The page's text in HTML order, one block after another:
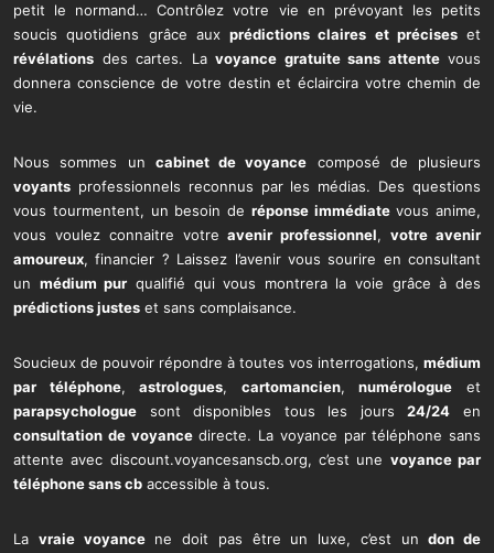
petit le normand… Contrôlez votre vie en prévoyant les petits
soucis quotidiens grâce aux prédictions claires et préciseset
révélations des cartes. La voyance gratuite sans attentevous
donnera conscience de votre destin et éclaircira votre chemin de
vie.
Nous sommes un cabinet de voyance composé de plusieurs
voyants professionnels reconnus par les médias. Des questions
vous tourmentent, un besoin de réponse immédiatevous anime,
vous voulez connaitre votreavenir professionnel,votre avenir
amoureux, financier ? Laissez l’avenir vous sourire en consultant
un médium pur qualifié qui vous montrera la voie grâce à des
prédictions justes et sans complaisance.
Soucieux de pouvoir répondre à toutes vos interrogations, médium
par téléphone,astrologues, cartomancien,numérologue et
parapsychologue sont disponibles tous les jours24/24 en
consultation de voyancedirecte. La voyance par téléphone sans
attente avec discount.voyancesanscb.org, c’est une voyance par
téléphone sans cb accessible à tous.
La vraie voyancene doit pas être un luxe, c’est undon de